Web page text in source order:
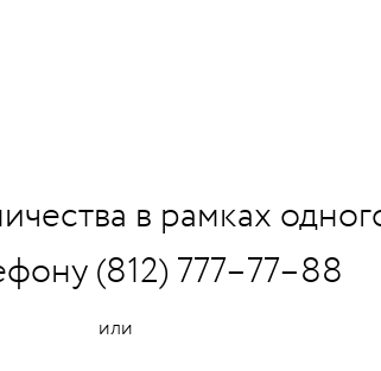
в рамках
(812) 777–77–88
или